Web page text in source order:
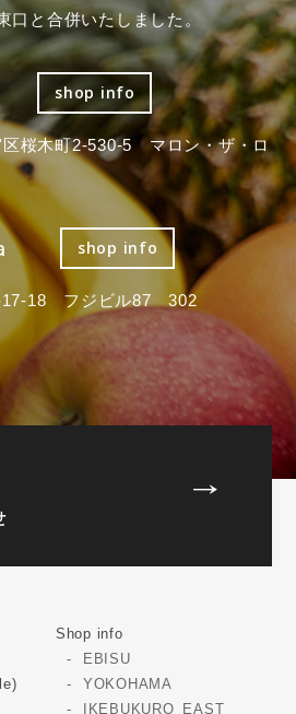
と合併いたしました。
shop info
区桜木町2-530-5 マロン・ザ・ロ
shop info
17-18 フジビル87 302
Shop info
EBISU
YOKOHAMA
IKEBUKURO_EAST